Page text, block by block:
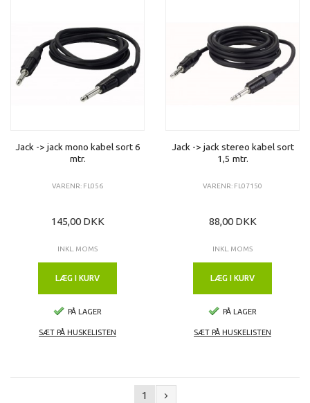
Jack -> jack mono kabel sort 6
mtr.
VARENR: FL056
145,00 DKK
INKL. MOMS
LÆG I KURV
PÅ LAGER
SÆT PÅ HUSKELISTEN
Jack -> jack stereo kabel sort
1,5 mtr.
VARENR: FL07150
88,00 DKK
INKL. MOMS
LÆG I KURV
PÅ LAGER
SÆT PÅ HUSKELISTEN
1